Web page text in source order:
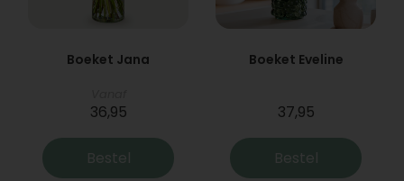
Boeket Jana
36,95
Bestel
Boeket Eveline
37,95
Bestel